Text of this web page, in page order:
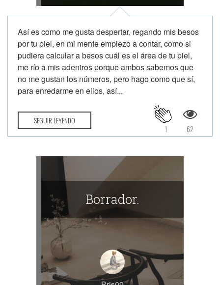
Así es como me gusta despertar, regando mis besos
por tu piel, en mi mente empiezo a contar, como si
pudiera calcular a besos cuál es el área de tu piel,
me río a mis adentros porque ambos sabemos que
no me gustan los números, pero hago como que sí,
para enredarme en ellos, así...
SEGUIR LEYENDO
62
1
Borrador.